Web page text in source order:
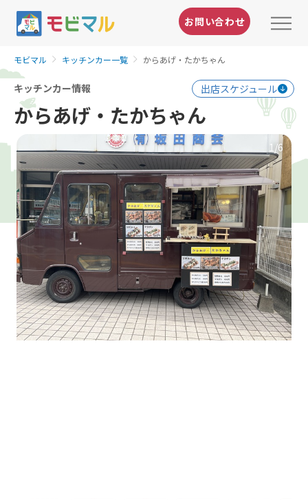
お問い合わせ
モビマル キッチンカー一覧 からあげ・たかちゃん
キッチンカー情報 出店スケジュール
からあげ・たかちゃん
1 /6